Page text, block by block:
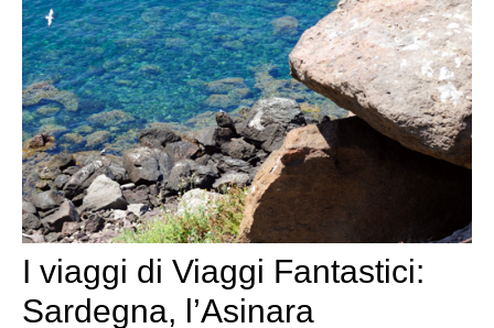
I viaggi di Viaggi Fantastici:
Sardegna, l’Asinara